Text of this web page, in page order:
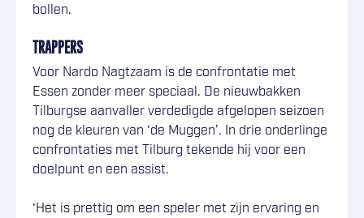
bollen.
TRAPPERS
Voor Nardo Nagtzaam is de confrontatie met
Essen zonder meer speciaal. De nieuwbakken
Tilburgse aanvaller verdedigde afgelopen seizoen
nog de kleuren van ‘de Muggen’. In drie onderlinge
confrontaties met Tilburg tekende hij voor een
doelpunt en een assist.
‘Het is prettig om een speler met zijn ervaring en